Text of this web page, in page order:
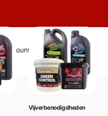
Account Winkelwagen 0
Vijverbenodigdheden